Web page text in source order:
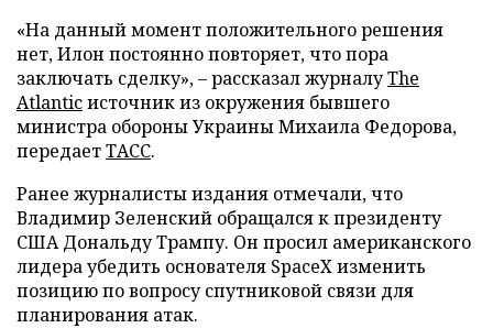
«На данный момент положительного решения
нет, Илон постоянно повторяет, что пора
заключать сделку», – рассказал журналуThe
Atlanticисточник из окружения бывшего
министра обороны Украины Михаила Федорова,
передаетТАСС.
Ранее журналисты издания отмечали, что
Владимир Зеленский обращался к президенту
США Дональду Трампу. Он просил американского
лидера убедить основателя SpaceX изменить
позицию по вопросу спутниковой связи для
планирования атак.